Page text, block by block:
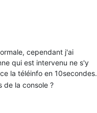
cependant j'ai
qui est intervenu ne s'y
la téléinfo en 10secondes.
de la console ?